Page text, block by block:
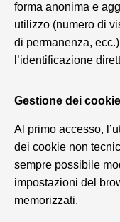
forma anonima e
utilizzo (numero di
di permanenza,
l’identificazione
Gestione dei cookie
Al primo accesso,
dei cookie non
sempre possibile
impostazioni del
memorizzati.